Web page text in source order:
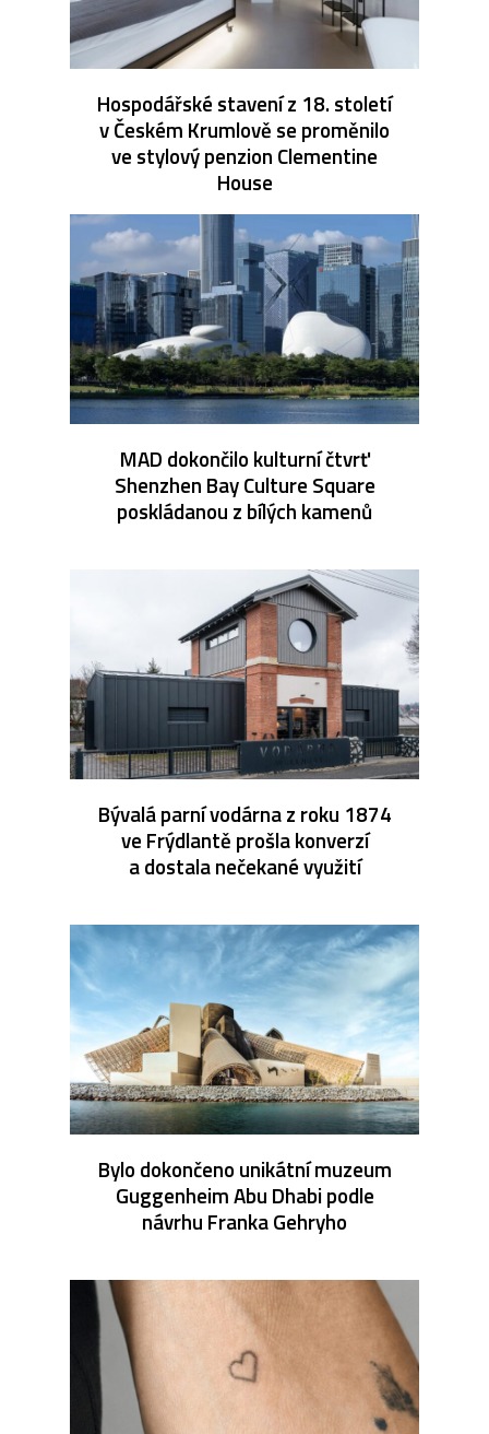
Hospodářské stavení z 18. století
v Českém Krumlově se proměnilo
ve stylový penzion Clementine
House
MAD dokončilo kulturní čtvrť
Shenzhen Bay Culture Square
poskládanou z bílých kamenů
Bývalá parní vodárna z roku 1874
ve Frýdlantě prošla konverzí
a dostala nečekané využití
Bylo dokončeno unikátní muzeum
Guggenheim Abu Dhabi podle
návrhu Franka Gehryho